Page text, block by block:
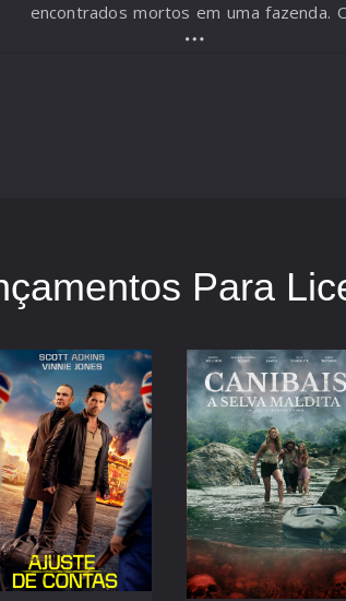
encontrados mortos em uma fazenda.
gêmeos iniciam uma busca
Para